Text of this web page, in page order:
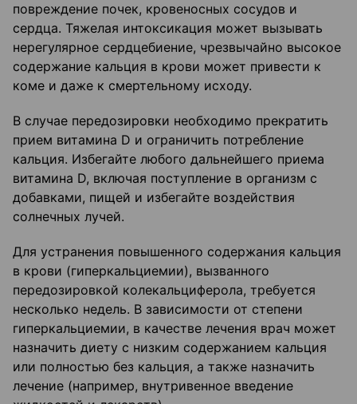
повреждение почек, кровеносных сосудов и
сердца. Тяжелая интоксикация может вызывать
нерегулярное сердцебиение, чрезвычайно высокое
содержание кальция в крови может привести к
коме и даже к смертельному исходу.
В случае передозировки необходимо прекратить
прием витамина D и ограничить потребление
кальция. Избегайте любого дальнейшего приема
витамина D, включая поступление в организм с
добавками, пищей и избегайте воздействия
солнечных лучей.
Для устранения повышенного содержания кальция
в крови (гиперкальциемии), вызванного
передозировкой колекальциферола, требуется
несколько недель. В зависимости от степени
гиперкальциемии, в качестве лечения врач может
назначить диету с низким содержанием кальция
или полностью без кальция, а также назначить
лечение (например, внутривенное введение